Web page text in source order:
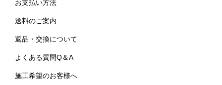
お支払い方法
送料のご案内
返品・交換について
よくある質問Q＆A
施工希望のお客様へ